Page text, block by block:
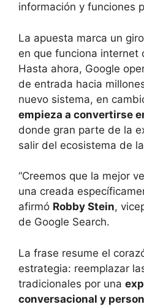
información y funciones
La apuesta marca un
en que funciona internet
Hasta ahora, Google
de entrada hacia
nuevo sistema, en
empieza a convertirse
donde gran parte de la
salir del ecosistema de
“Creemos que la mejor
una creada
afirmó Robby Stein,
de Google Search.
La frase resume el
estrategia: reemplazar
tradicionales por una
conversacional y